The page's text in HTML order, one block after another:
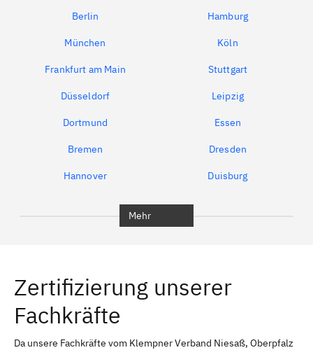
Berlin Hamburg
München Köln
Frankfurt am Main Stuttgart
Düsseldorf Leipzig
Dortmund Essen
Bremen Dresden
Hannover Duisburg
Erlangen Bamberg
Bayreuth
Mehr
Zertifizierung unserer
Fachkräfte
Da unsere Fachkräfte vom Klempner Verband Niesaß, Oberpfalz